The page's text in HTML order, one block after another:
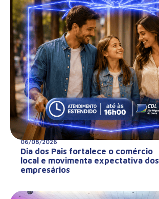
06/08/2026
Dia dos Pais fortalece o comércio
local e movimenta expectativa dos
empresários